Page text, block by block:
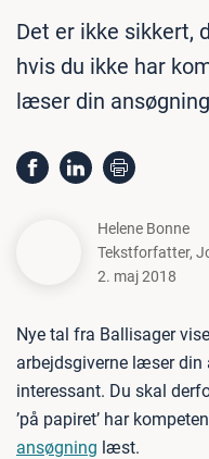
Det er ikke sikkert,
hvis du ikke har
læser din
Helene Bonne
Tekstforfatter,
2. maj 2018
Nye tal fra Ballisager
arbejdsgiverne læser din
interessant. Du skal
’på papiret’ har
ansøgning læst.